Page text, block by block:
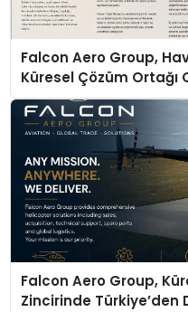
Falcon Aero Group,
Küresel Çözüm Ortağı
Falcon Aero Group,
Zincirinde Türkiye’den